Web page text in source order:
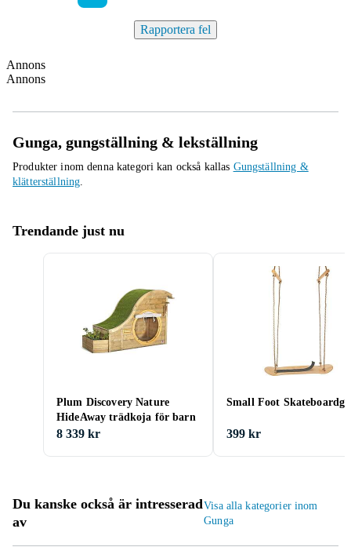
Rapportera fel
Annons
Annons
Gunga, gungställning & lekställning
Produkter inom denna kategori kan också kallas Gungställning &
klätterställning.
Trendande just nu
Plum Discovery Nature
HideAway trädkoja för barn
8 339 kr
Small Foot
399 kr
Du kanske också är intresserad
av
Visa alla kategorier inom
Gunga